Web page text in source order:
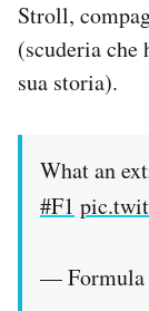
Stroll,
(scuderia che
sua storia).
What an
#F1
— Formula